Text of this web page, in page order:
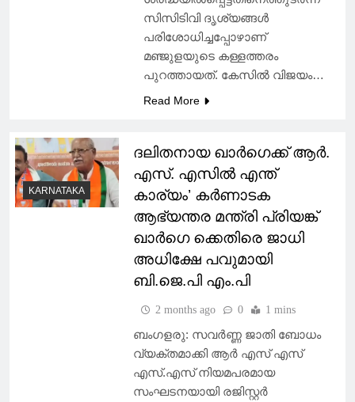
സിസിടിവി ദൃശ്യങ്ങൾ
പരിശോധിച്ചപ്പോഴാണ്
മഞ്ജുളയുടെ കള്ളത്തരം
പുറത്തായത്. കേസിൽ വിജയം…
Read More
KARNATAKA
ദലിതനായ ഖാർഗെക്ക് ആർ.
എസ്. എസിൽ എന്ത്
കാര്യം’ കർണാടക
ആഭ്യന്തര മന്ത്രി പ്രിയങ്ക്
ഖാർഗെ ക്കെതിരെ ജാധി
അധിക്ഷേ പവുമായി
ബി.ജെ.പി എം.പി
2 months ago 0 1 mins
ബംഗളരു: സവർണ്ണ ജാതി ബോധം
വ്യക്തമാക്കി ആർ എസ് എസ്
എസ്.എസ് നിയമപരമായ
സംഘടനയായി രജിസ്റ്റർ